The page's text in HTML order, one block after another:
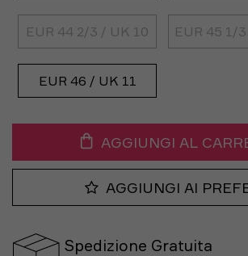
EUR 44 2/3 / UK 10 EUR 45 1/
EUR 46 / UK 11
AGGIUNGI AL
AGGIUNGI AI
Spedizione Gratuita